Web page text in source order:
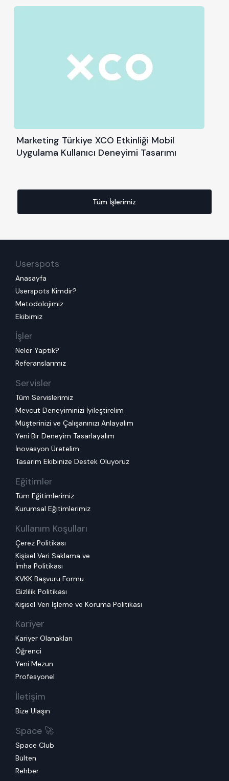
Marketing Türkiye XCO Etkinliği Mobil
Uygulama Kullanıcı Deneyimi Tasarımı
Tüm İşlerimiz
Userspots
Anasayfa
Userspots Kimdir?
Metodolojimiz
Ekibimiz
İşler
Neler Yaptık?
Referanslarımız
Servisler
Tüm Servislerimiz
Mevcut Deneyiminizi İyileştirelim
Müşterinizi ve Çalışanınızı Anlayalım
Yeni Bir Deneyim Tasarlayalım
İnovasyon Üretelim
Tasarım Ekibinize Destek Oluyoruz
Eğitimler
Tüm Eğitimlerimiz
Kurumsal Eğitimlerimiz
Kullanım Koşulları
Çerez Politikası
Kişisel Veri Saklama ve
İmha Politikası
KVKK Başvuru Formu
Gizlilik Politikası
Kişisel Veri İşleme ve Koruma Politikası
Kariyer
Kariyer Olanakları
Öğrenci
Yeni Mezun
Profesyonel
İletişim
Bize Ulaşın
Space 🚀
Space Club
Bülten
Rehber